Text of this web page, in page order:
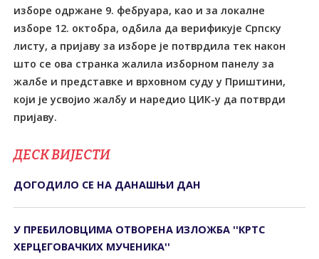
изборе одржане 9. фебруара, као и за локалне
изборе 12. октобра, одбила да верификује Српску
листу, а пријаву за изборе је потврдила тек након
што се ова странка жалила изборном панелу за
жалбе и представке и врховном суду у Приштини,
који је усвојио жалбу и наредио ЦИК-у да потврди
пријаву.
ДЕСК ВИЈЕСТИ
ДОГОДИЛО СЕ НА ДАНАШЊИ ДАН
У ПРЕБИЛОВЦИМА ОTВОРЕНА ИЗЛОЖБА ''КРTС
ХЕРЦЕГОВАЧКИХ МУЧЕНИКА''